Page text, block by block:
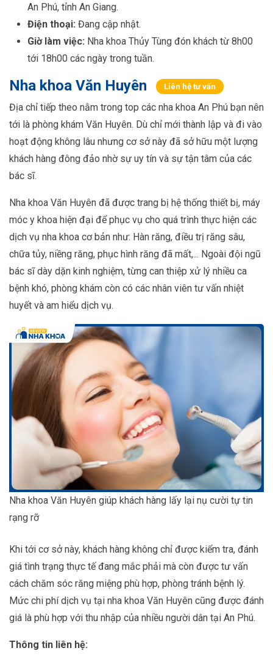
An Phú, tỉnh An Giang.
Điện thoại: Đang cập nhật.
Giờ làm việc: Nha khoa Thủy Tùng đón khách từ 8h00
tới 18h00 các ngày trong tuần.
Nha khoa Văn Huyên Liên hệ tư vấn
Địa chỉ tiếp theo nằm trong top các nha khoa An Phú bạn nên
tới là phòng khám Văn Huyên. Dù chỉ mới thành lập và đi vào
hoạt động không lâu nhưng cơ sở này đã sở hữu một lượng
khách hàng đông đảo nhờ sự uy tín và sự tận tâm của các
bác sĩ.
Nha khoa Văn Huyên đã được trang bị hệ thống thiết bị, máy
móc y khoa hiện đại để phục vụ cho quá trình thực hiện các
dịch vụ nha khoa cơ bản như: Hàn răng, điều trị răng sâu,
chữa tủy, niềng răng, phục hình răng đã mất,... Ngoài đội ngũ
bác sĩ dày dặn kinh nghiệm, từng can thiệp xử lý nhiều ca
bệnh khó, phòng khám còn có các nhân viên tư vấn nhiệt
huyết và am hiểu dịch vụ.
Nha khoa Văn Huyên giúp khách hàng lấy lại nụ cười tự tin
rạng rỡ
Khi tới cơ sở này, khách hàng không chỉ được kiểm tra, đánh
giá tình trạng thực tế đang mắc phải mà còn được tư vấn
cách chăm sóc răng miệng phù hợp, phòng tránh bệnh lý.
Mức chi phí dịch vụ tại nha khoa Văn Huyên cũng được đánh
giá là phù hợp với thu nhập của nhiều người dân tại An Phú.
Thông tin liên hệ: